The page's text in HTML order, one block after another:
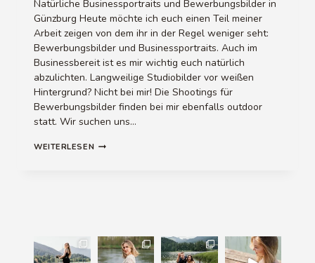
Natürliche Businessportraits und Bewerbungsbilder in
Günzburg Heute möchte ich euch einen Teil meiner
Arbeit zeigen von dem ihr in der Regel weniger seht:
Bewerbungsbilder und Businessportraits. Auch im
Businessbereit ist es mir wichtig euch natürlich
abzulichten. Langweilige Studiobilder vor weißen
Hintergrund? Nicht bei mir! Die Shootings für
Bewerbungsbilder finden bei mir ebenfalls outdoor
statt. Wir suchen uns…
WEITERLESENBEWERBUNGSBILDER